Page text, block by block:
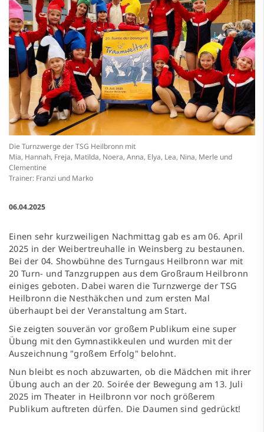
Die Turnzwerge der TSG Heilbronn mit
Mia, Hannah, Freja, Matilda, Noera, Anna, Elya, Lea, Nina, Merle und
Clementine
Trainer: Franzi und Marko
06.04.2025
Einen sehr kurzweiligen Nachmittag gab es am 06. April
2025 in der Weibertreuhalle in Weinsberg zu bestaunen.
Bei der 04. Showbühne des Turngaus Heilbronn war mit
20 Turn- und Tanzgruppen aus dem Großraum Heilbronn
einiges geboten. Dabei waren die Turnzwerge der TSG
Heilbronn die Nesthäkchen und zum ersten Mal
überhaupt bei der Veranstaltung am Start.
Sie zeigten souverän vor großem Publikum eine super
Übung mit den Gymnastikkeulen und wurden mit der
Auszeichnung "großem Erfolg" belohnt.
Nun bleibt es noch abzuwarten, ob die Mädchen mit ihrer
Übung auch an der 20. Soirée der Bewegung am 13. Juli
2025 im Theater in Heilbronn vor noch größerem
Publikum auftreten dürfen. Die Daumen sind gedrückt!